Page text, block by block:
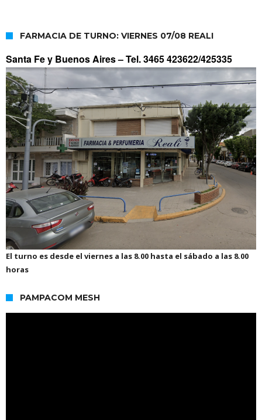
FARMACIA DE TURNO: VIERNES 07/08 REALI
Santa Fe y Buenos Aires –Tel. 3465 423622/425335
El turno es desde el viernes a las 8.00 hasta el sábado a las 8.00
horas
PAMPACOM MESH